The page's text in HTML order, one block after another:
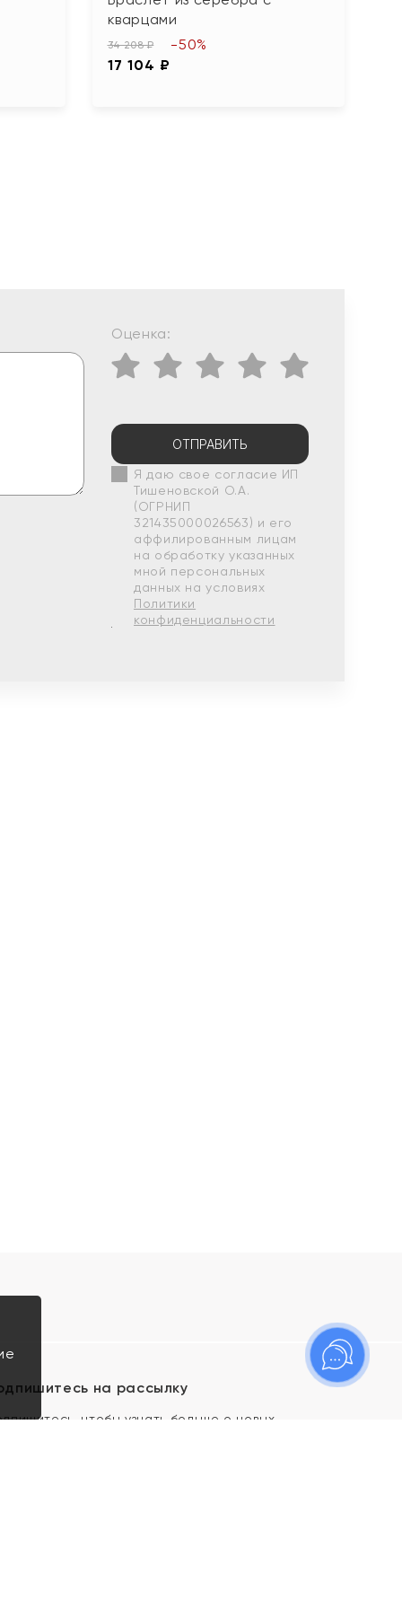
кварцами
34 208 ₽
17 104 ₽
-50%
Оценка:
ОТПРАВИТЬ
Я даю свое согласие ИП
Тишеновской О.А.
(ОГРНИП
321435000026563) и его
аффилированным лицам
на обработку указанных
мной персональных
данных на условиях
Политики
конфиденциальности
на рассылку
чтобы узнать больше о новых